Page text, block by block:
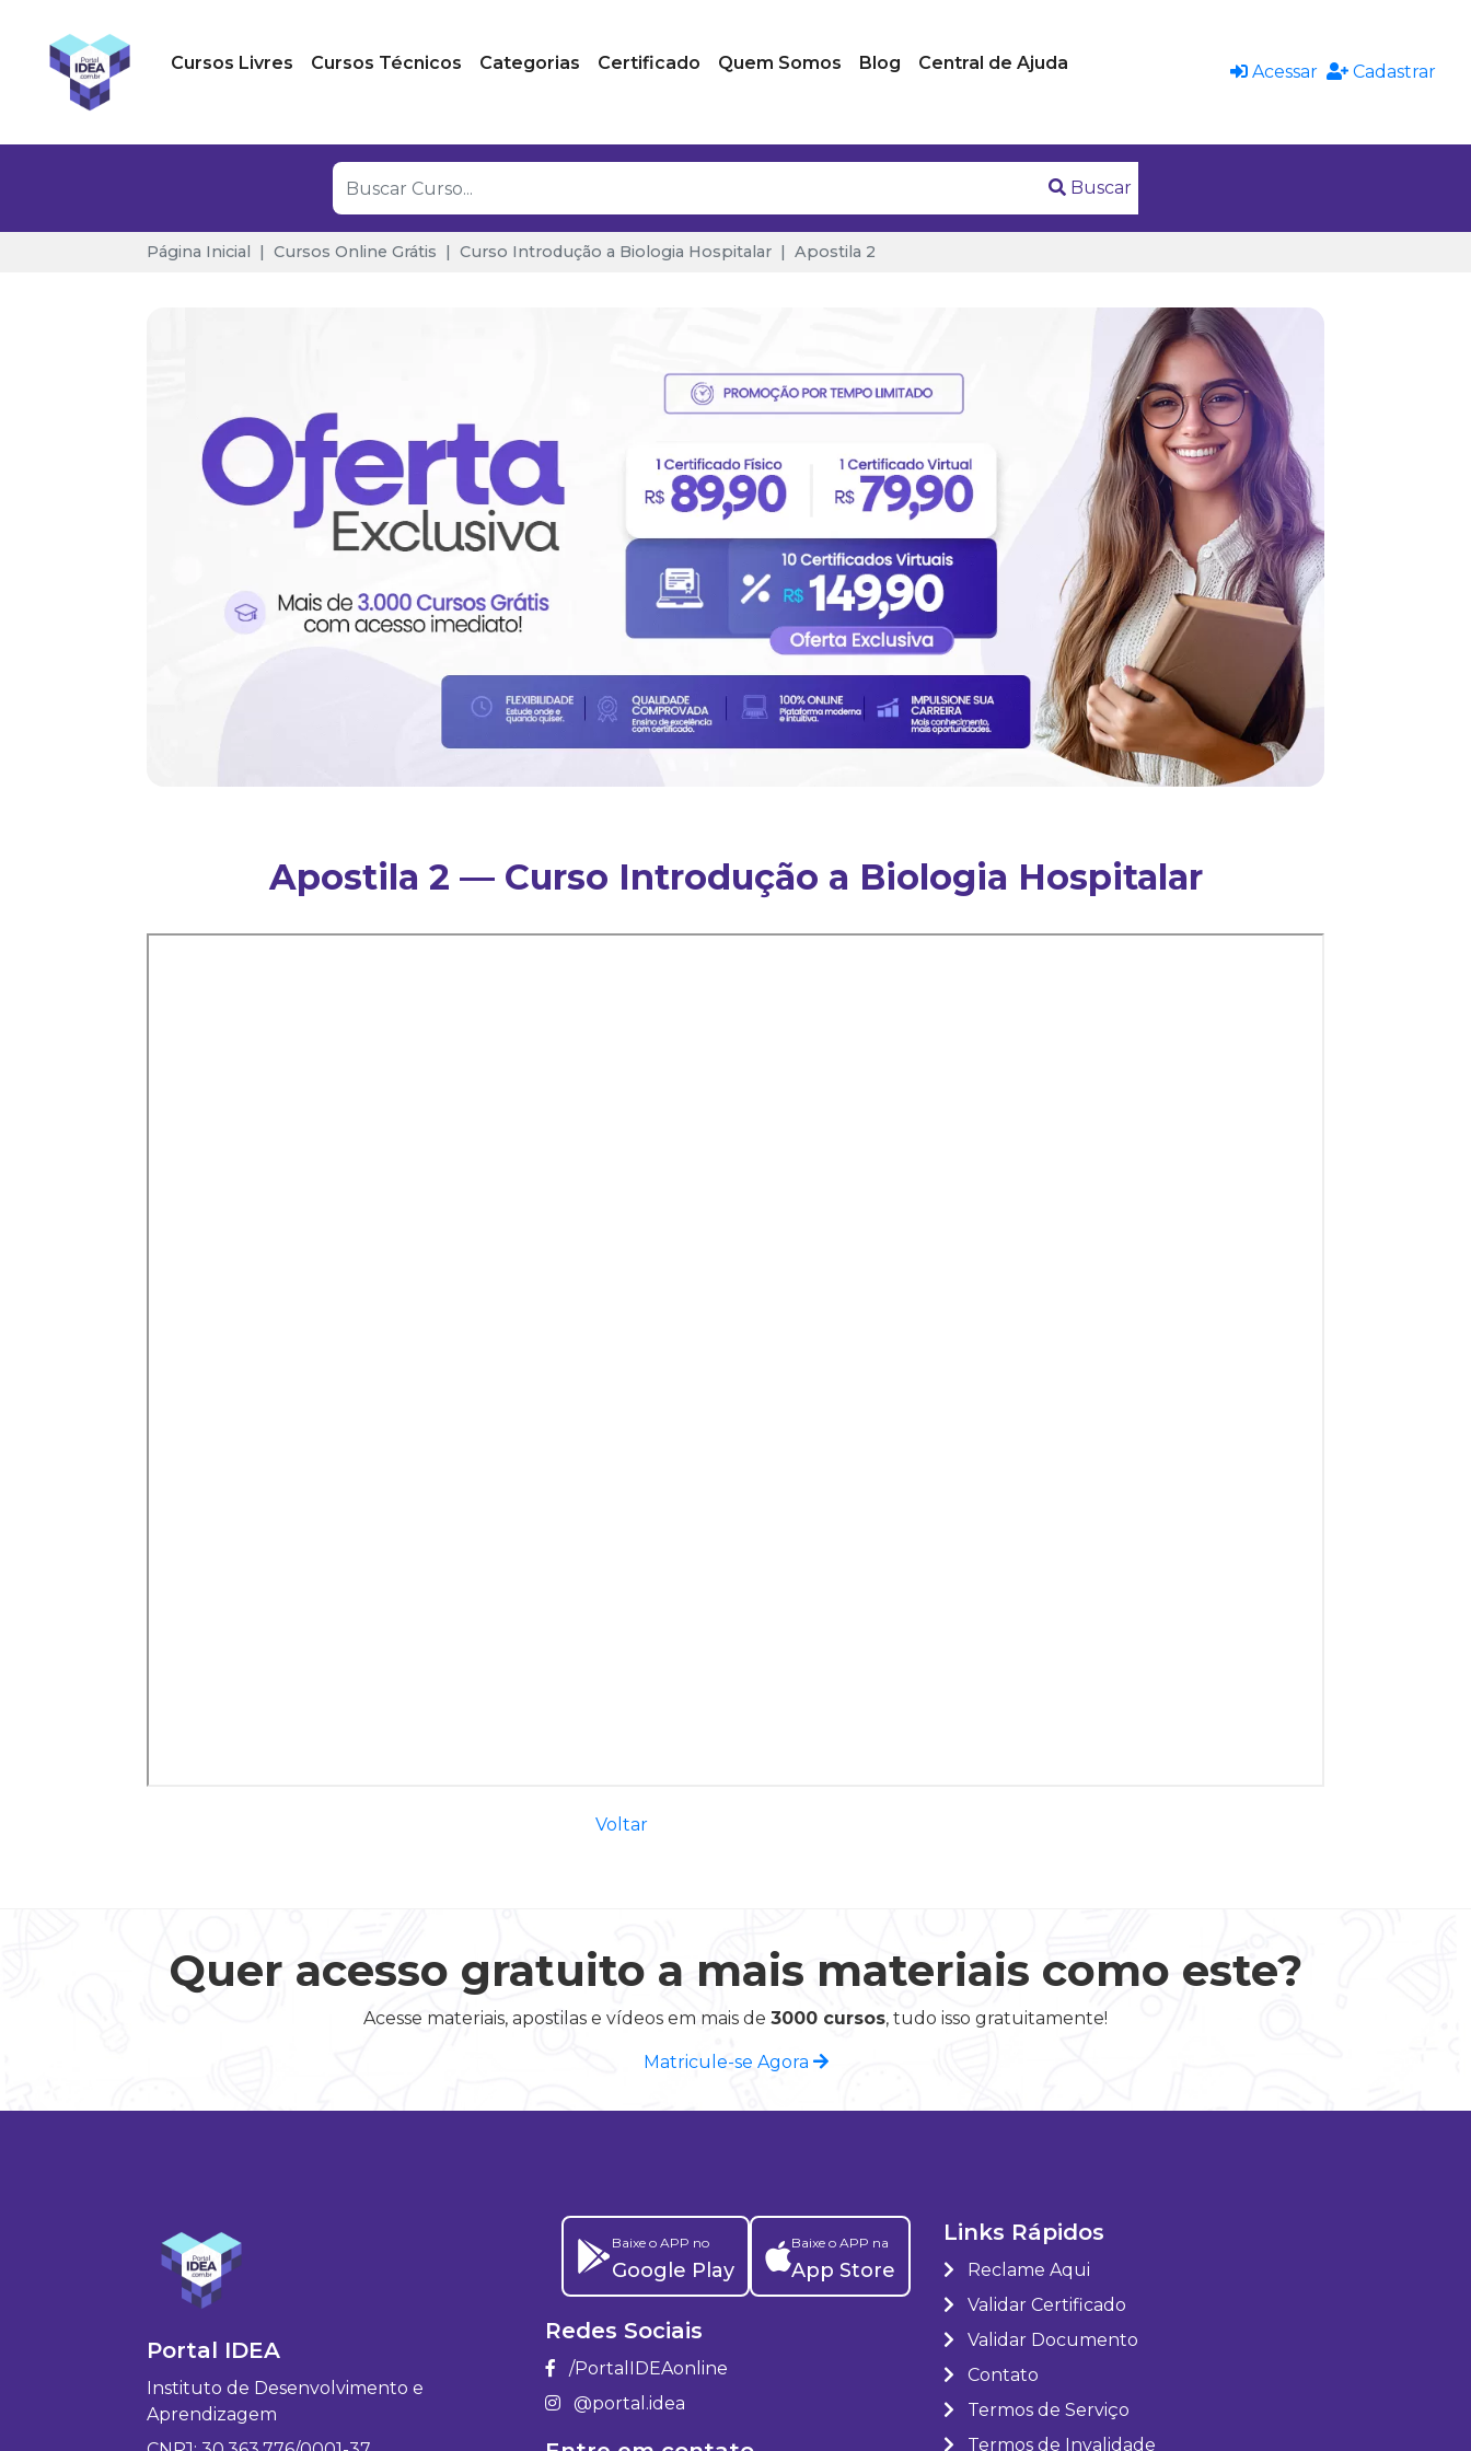
Cursos Livres Cursos Técnicos Categorias Certificado Quem Somos Blog Central de Ajuda Acessar Cadastrar
Buscar
Página Inicial Cursos Online Grátis Curso Introdução a Biologia Hospitalar Apostila 2
Apostila 2 — Curso Introdução a Biologia Hospitalar
Voltar
Quer acesso gratuito a mais materiais como este?
Acesse materiais, apostilas e vídeos em mais de 3000 cursos, tudo isso gratuitamente!
Matricule-se Agora
Portal IDEA
Instituto de Desenvolvimento e
Aprendizagem
Baixe o APP no
Google Play
Baixe o APP na
App Store
Redes Sociais
/PortalIDEAonline
@portal.idea
Links Rápidos
Reclame Aqui
Validar Certificado
Validar Documento
Contato
Termos de Serviço
Termos de Invalidade